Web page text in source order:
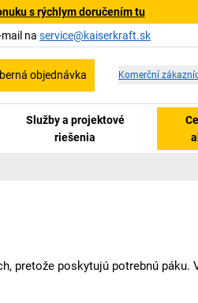
s rýchlym doručením tu
na service@kaiserkraft.sk
objednávka Komerční
Služby a projektové
riešenia
pretože poskytujú potrebnú páku.